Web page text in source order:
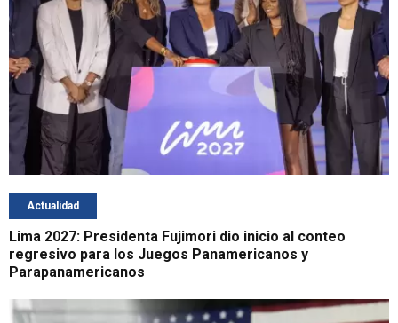
Actualidad
Lima 2027: Presidenta Fujimori dio inicio al conteo
regresivo para los Juegos Panamericanos y
Parapanamericanos